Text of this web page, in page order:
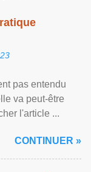
pas entendu
va peut-être
l'article ...
CONTINUER »